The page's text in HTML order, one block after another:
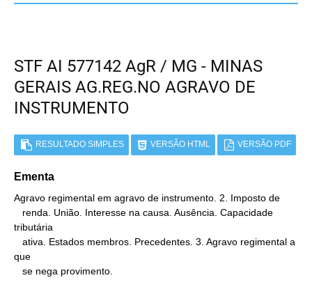
STF AI 577142 AgR / MG - MINAS
GERAIS AG.REG.NO AGRAVO DE
INSTRUMENTO
RESULTADO SIMPLES VERSÃO HTML VERSÃO PDF
Ementa
Agravo regimental em agravo de instrumento. 2. Imposto de
tributária
que
   se nega provimento.